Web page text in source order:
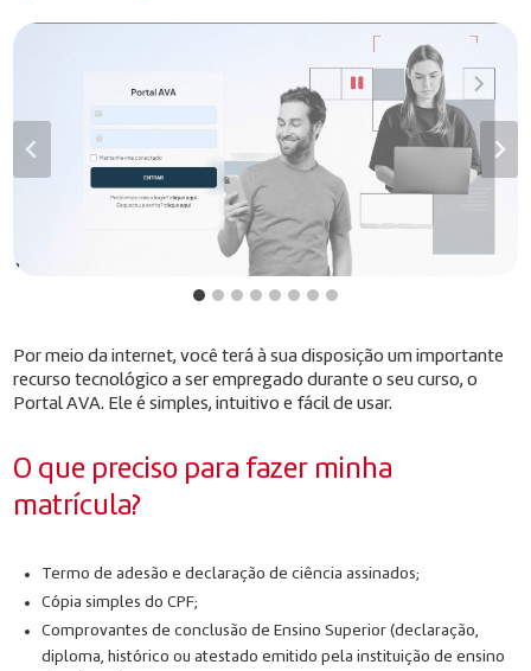
Por meio da internet, você terá à sua disposição um importante
recurso tecnológico a ser empregado durante o seu curso, o
Portal AVA. Ele é simples, intuitivo e fácil de usar.
O que preciso para fazer minha
matrícula?
Termo de adesão e declaração de ciência assinados;
Cópia simples do CPF;
Comprovantes de conclusão de Ensino Superior (declaração,
diploma, histórico ou atestado emitido pela instituição de ensino